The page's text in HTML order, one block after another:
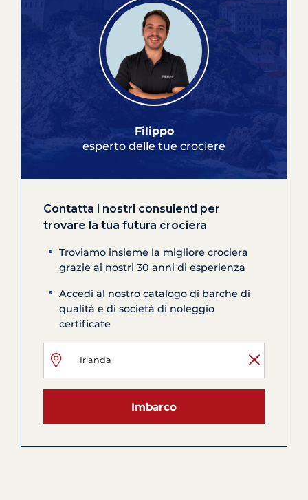
Filippo
esperto delle tue crociere
Contatta i nostri consulenti per
trovare la tua futura crociera
Troviamo insieme la migliore crociera
grazie ai nostri 30 anni di esperienza
Accedi al nostro catalogo di barche di
qualità e di società di noleggio
certificate
Imbarco